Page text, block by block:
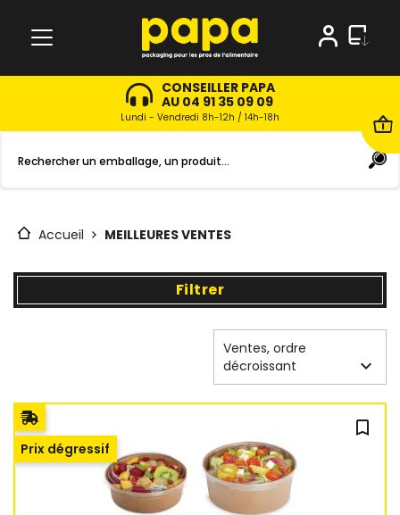
CONSEILLER PAPA
AU 04 91 35 09 09
Lundi - Vendredi 8h-12h / 14h-18h
Accueil MEILLEURES VENTES
Filtrer
Ventes, ordre
décroissant

bookmark_outline
Prix dégressif